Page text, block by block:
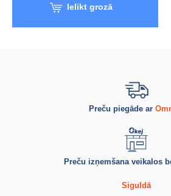
Ielikt grozā
Preču piegāde ar
Preču izņemšana veikalos
Siguldā